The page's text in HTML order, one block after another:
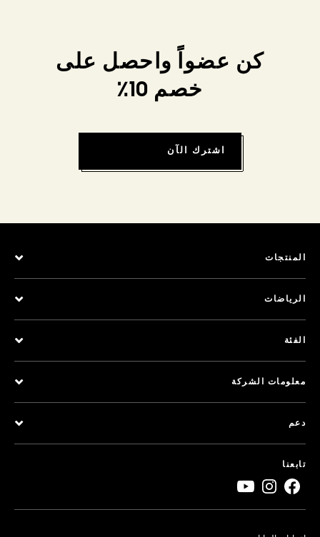
كن عضواً واحصل على
خصم 10٪
اشترك الآن
المنتجات
الرياضات
الفئة
معلومات الشركة
دعم
تابعنا